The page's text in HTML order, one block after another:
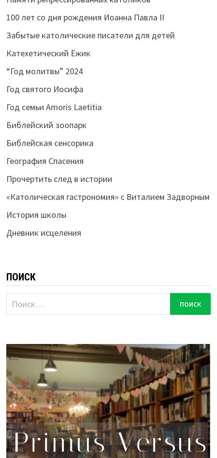
100 лет со дня рождения Иоанна Павла II
Забытые католические писатели для детей
Катехетический Ёжик
“Год молитвы” 2024
Год святого Иосифа
Год семьи Amoris Laetitia
Библейский зоопарк
Библейская сенсорика
География Спасения
Прочертить след в истории
«Католическая гастрономия» с Виталием Задворным
История школы
Дневник исцеления
ПОИСК
Найти: